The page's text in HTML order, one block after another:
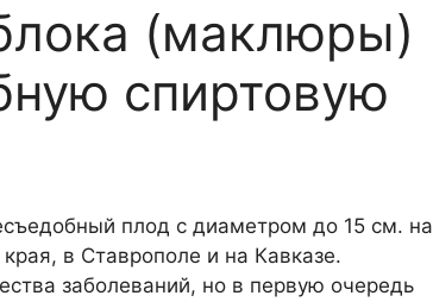
(маклюры)
спиртовую
плод с диаметром до 15 см. на
в Ставрополе и на Кавказе.
заболеваний, но в первую очередь